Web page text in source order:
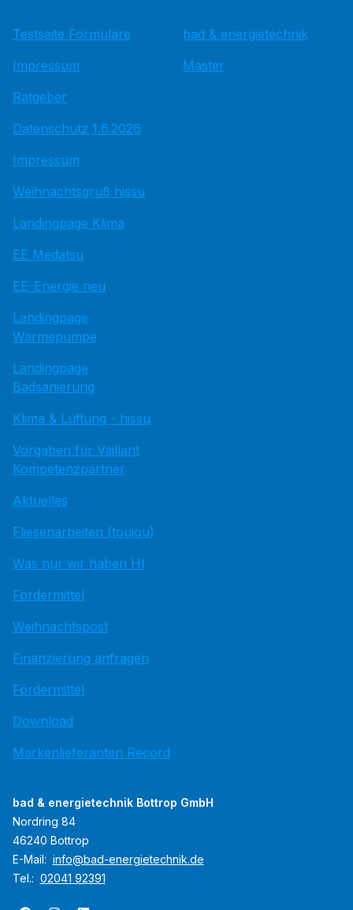
Testseite Formulare
Impressum
Ratgeber
Datenschutz 1.6.2026
Impressum
Weihnachtsgruß hissu
Landingpage Klima
EE Medatsu
EE-Energie neu
Landingpage
Wärmepumpe
Landingpage
Badsanierung
Klima & Lüftung - hissu
Vorgaben für Vaillant
Kompetenzpartner
Aktuelles
Fliesenarbeiten (toujou)
Was nur wir haben HI
Fördermittel
Weihnachtspost
Finanzierung anfragen
Fördermittel
Download
Markenlieferanten Record
bad & energietechnik
Master
bad & energietechnik Bottrop GmbH
Nordring 84
46240 Bottrop
E-Mail: info@bad-energietechnik.de
Tel.: 02041 92391